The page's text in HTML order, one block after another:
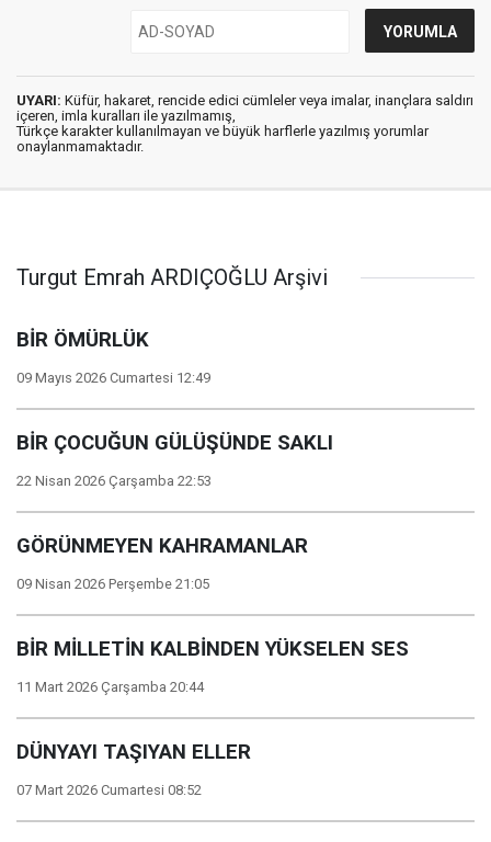
UYARI: Küfür, hakaret, rencide edici cümleler veya imalar, inançlara saldırı
içeren, imla kuralları ile yazılmamış,
Türkçe karakter kullanılmayan ve büyük harflerle yazılmış yorumlar
onaylanmamaktadır.
Turgut Emrah ARDIÇOĞLU Arşivi
BİR ÖMÜRLÜK
09 Mayıs 2026 Cumartesi 12:49
BİR ÇOCUĞUN GÜLÜŞÜNDE SAKLI
22 Nisan 2026 Çarşamba 22:53
GÖRÜNMEYEN KAHRAMANLAR
09 Nisan 2026 Perşembe 21:05
BİR MİLLETİN KALBİNDEN YÜKSELEN SES
11 Mart 2026 Çarşamba 20:44
DÜNYAYI TAŞIYAN ELLER
07 Mart 2026 Cumartesi 08:52